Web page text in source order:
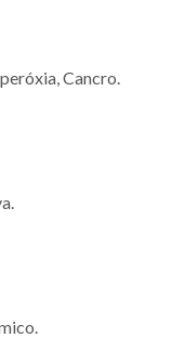
Cancro.